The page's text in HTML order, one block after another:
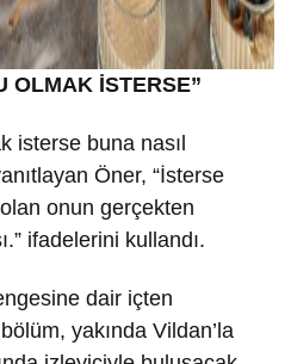
OLMAK İSTERSE”
isterse buna nasıl
Öner, “İsterse
onun gerçekten
ifadelerini kullandı.
dair içten
yakında Vildan’la